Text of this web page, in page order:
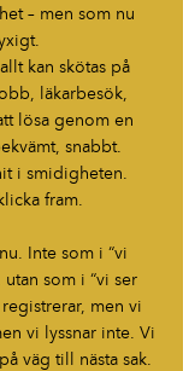
– men som nu
kan skötas på
läkarbesök,
lösa genom en
snabbt.
i smidigheten.
fram.
Inte som i “vi
utan som i “vi ser
men vi
vi lyssnar inte. Vi
väg till nästa sak.